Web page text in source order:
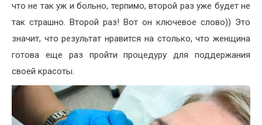
что не так уж и больно, терпимо, второй раз уже будет не
так страшно. Второй раз! Вот он ключевое слово)) Это
значит, что результат нравится на столько, что женщина
готова еще раз пройти процедуру для поддержания
своей красоты.